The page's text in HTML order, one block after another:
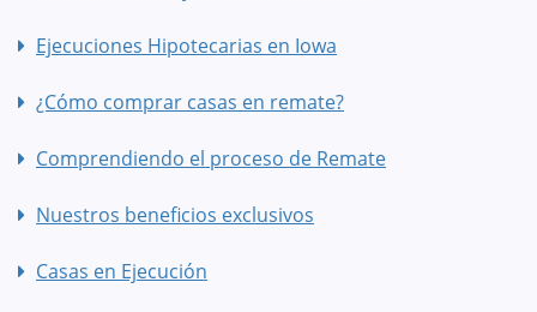
Ejecuciones Hipotecarias en Iowa
¿Cómo comprar casas en remate?
Comprendiendo el proceso de Remate
Nuestros beneficios exclusivos
Casas en Ejecución